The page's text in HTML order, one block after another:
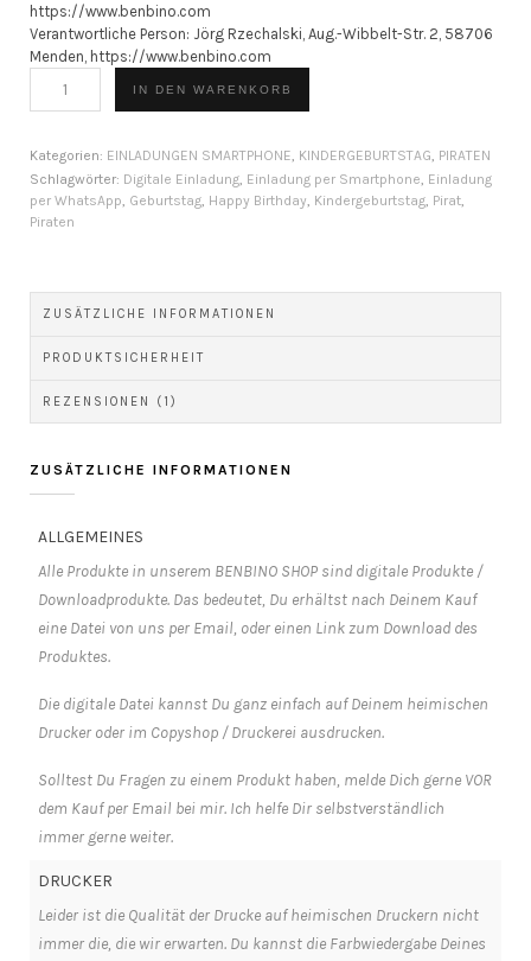
https://www.benbino.com
Verantwortliche Person: Jörg Rzechalski, Aug.-Wibbelt-Str. 2, 58706
Menden, https://www.benbino.com
|
digitale
Einladung
Smartphone
personalisierbar
Menge
IN DEN WARENKORB
Kategorien: EINLADUNGEN SMARTPHONE, KINDERGEBURTSTAG, PIRATEN
Schlagwörter: Digitale Einladung, Einladung per Smartphone, Einladung
per WhatsApp, Geburtstag, Happy Birthday, Kindergeburtstag, Pirat,
Piraten
ZUSÄTZLICHE INFORMATIONEN
PRODUKTSICHERHEIT
REZENSIONEN (1)
ZUSÄTZLICHE INFORMATIONEN
ALLGEMEINES
Alle Produkte in unserem BENBINO SHOP sind digitale Produkte /
Downloadprodukte. Das bedeutet, Du erhältst nach Deinem Kauf
eine Datei von uns per Email, oder einen Link zum Download des
Produktes.
Die digitale Datei kannst Du ganz einfach auf Deinem heimischen
Drucker oder im Copyshop / Druckerei ausdrucken.
Solltest Du Fragen zu einem Produkt haben, melde Dich gerne VOR
dem Kauf per Email bei mir. Ich helfe Dir selbstverständlich
immer gerne weiter.
DRUCKER
Leider ist die Qualität der Drucke auf heimischen Druckern nicht
immer die, die wir erwarten. Du kannst die Farbwiedergabe Deines